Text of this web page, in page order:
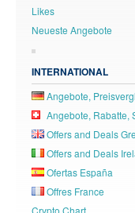
Likes
Neueste Angebote
INTERNATIONAL
Angebote,
Angebote, Rabatte,
Offers and Deals
Offers and Deals
Ofertas España
Offres France